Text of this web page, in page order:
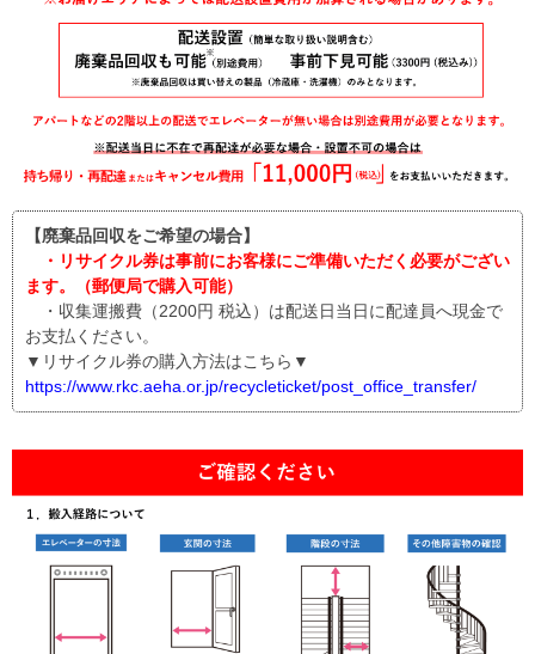
【廃棄品回収をご希望の場合】
・リサイクル券は事前にお客様にご準備いただく必要がござい
ます。（郵便局で購入可能）
・収集運搬費（2200円 税込）は配送日当日に配達員へ現金で
お支払ください。
▼リサイクル券の購入方法はこちら▼
https://www.rkc.aeha.or.jp/recycleticket/post_office_transfer/